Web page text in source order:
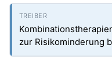
zur Risikominderung